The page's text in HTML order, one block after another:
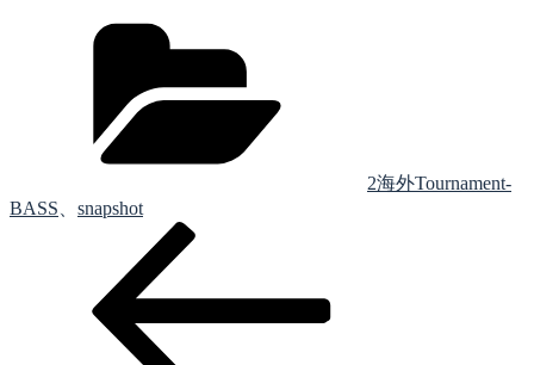
2海外Tournament-
BASS
snapshot